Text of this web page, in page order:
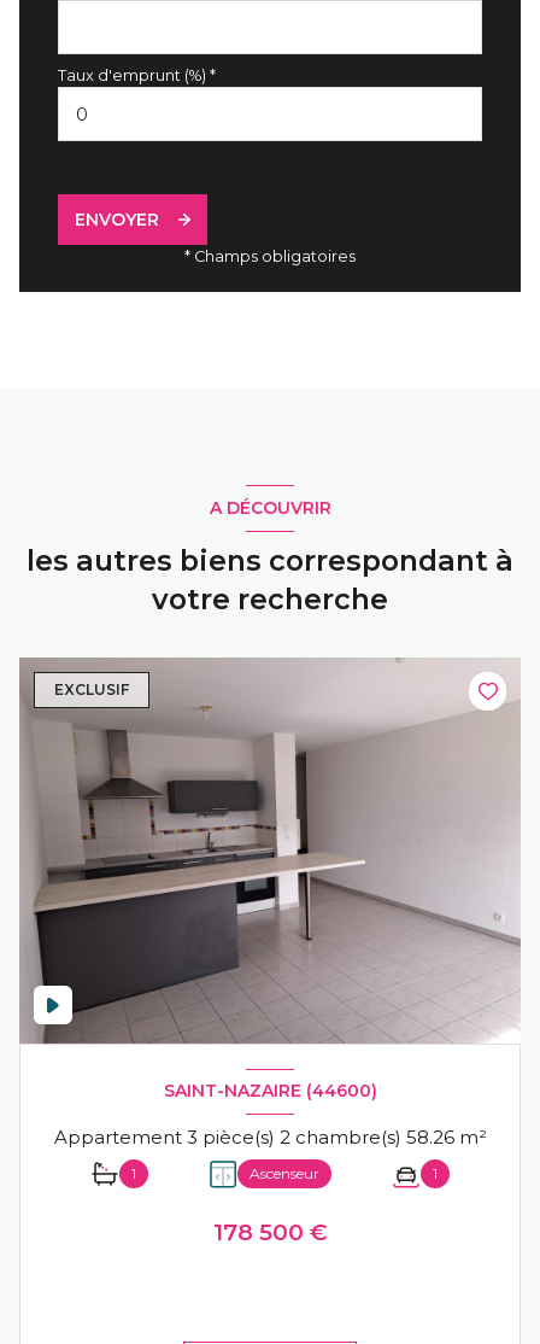
Taux d'emprunt (%) *
ENVOYER
* Champs obligatoires
A DÉCOUVRIR
les autres biens correspondant à
votre recherche
EXCLUSIF
SAINT-NAZAIRE (44600)
Appartement 3 pièce(s) 2 chambre(s) 58.26 m²
1 Ascenseur 1
178 500 €